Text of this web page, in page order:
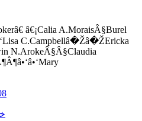
â€¡Calia A.MoraisÂ§Burel
C.Campbellâ�Žâ�ŽEricka
N.ArokeÂ§Â§Claudia